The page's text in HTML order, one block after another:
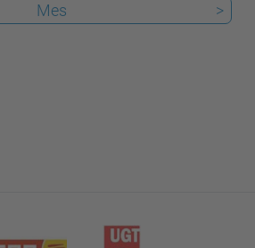
Mes >